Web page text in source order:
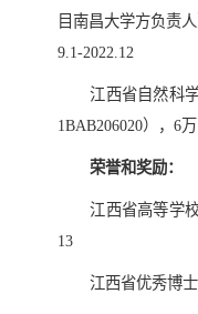
目南昌大学方负责人
9.1-2022.12
江西省自然科
1BAB206020），6万
荣誉和奖励：
江西省高等学
13
江西省优秀博士